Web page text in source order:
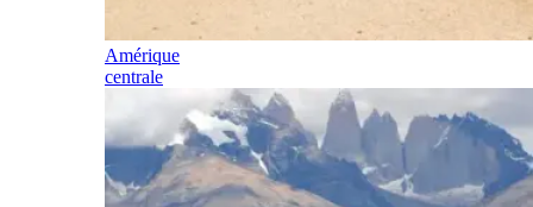
Amérique
centrale